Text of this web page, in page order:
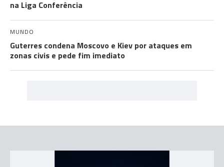
na Liga Conferência
MUNDO
Guterres condena Moscovo e Kiev por ataques em
zonas civis e pede fim imediato